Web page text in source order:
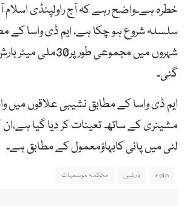
خطرہ ہے۔واضح رہے کہ آج راولپنڈی اسلام
سلسلہ شروع ہو چکا ہے، ایم ڈی واسا کے
شہروں میں مجموعی طور
گئی۔
ایم ڈی واسا کے مطابق نشیبی علاقوں میں
مشینری کے ساتھ تعینات کر دیا گیا ہے،ان
لئی میں پانی کابہاؤمعمول کے مطابق ہے۔
rain بارشیں محکمہ موسمیات